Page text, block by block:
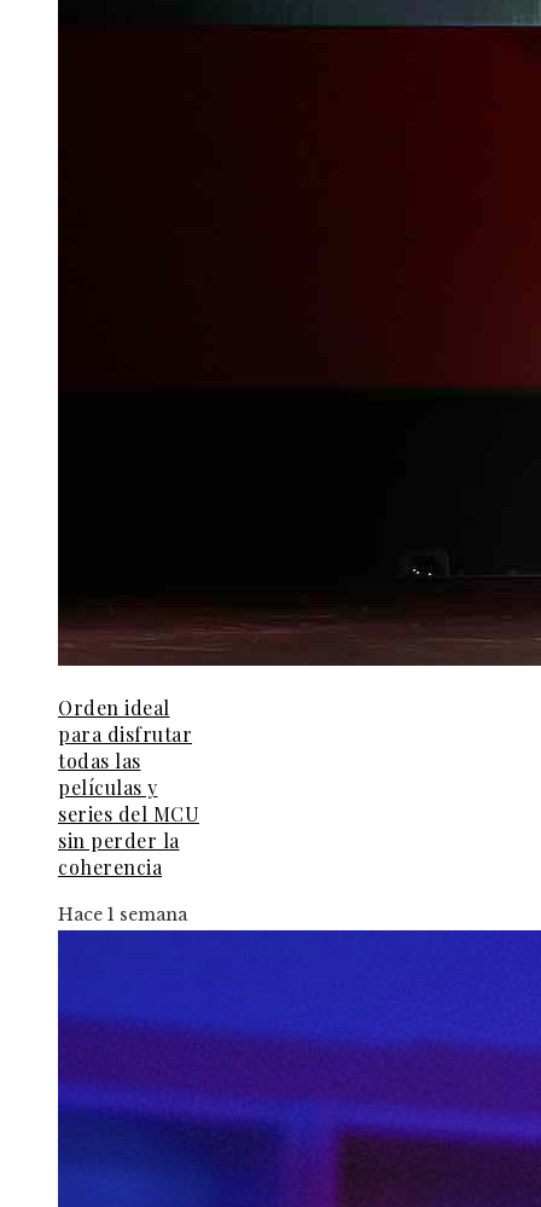
Orden ideal
para disfrutar
todas las
películas y
series del MCU
sin perder la
coherencia
Hace 1 semana